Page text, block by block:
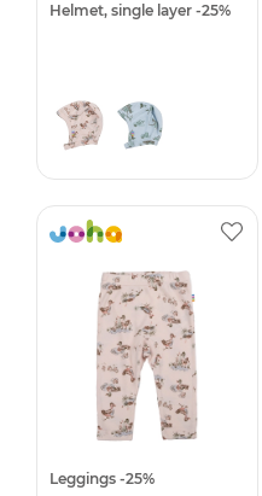
Helmet, single layer -25%
Leggings -25%